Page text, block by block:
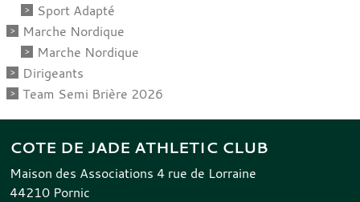
Sport Adapté
Marche Nordique
Marche Nordique
Dirigeants
Team Semi Brière 2026
COTE DE JADE ATHLETIC CLUB
Maison des Associations 4 rue de Lorraine
44210 Pornic